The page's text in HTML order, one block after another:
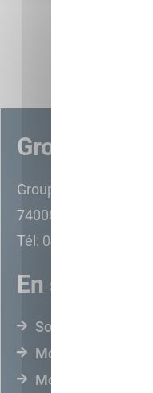
Groupe
Groupe Monod 33
74000 Annecy
Tél: 04 50 57 76 85
En savoir plus
Sogimm –
Monod
Monod Immo